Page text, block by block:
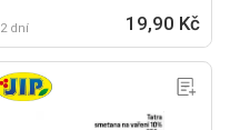
2 dní 19,90 Kč